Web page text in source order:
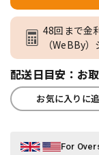
48回まで金
（WeBBy
配送日目安：お
お気に入りに
For